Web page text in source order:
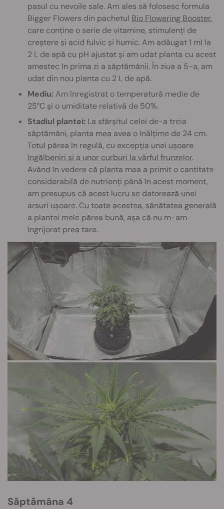
pasul cu nevoile sale. Am ales să folosesc formula
Bigger Flowers din pachetul Bio Flowering Booster,
care conține o serie de vitamine, stimulenți de
creștere și acid fulvic și humic. Am adăugat 1 ml la
2 L de apă cu pH ajustat și am udat planta cu acest
amestec în prima zi a săptămânii. În ziua a 5-a, am
udat din nou planta cu 2 L de apă.
Mediu: Am înregistrat o temperatură medie de
25°C și o umiditate relativă de 50%.
Stadiul plantei: La sfârșitul celei de-a treia
săptămâni, planta mea avea o înălțime de 24 cm.
Totul părea în regulă, cu excepția unei ușoare
îngălbeniri și a unor curburi la vârful frunzelor.
Având în vedere că planta mea a primit o cantitate
considerabilă de nutrienți până în acest moment,
am presupus că acest lucru se datorează unei
arsuri ușoare. Cu toate acestea, sănătatea generală
a plantei mele părea bună, așa că nu m-am
îngrijorat prea tare.
Săptămâna 4